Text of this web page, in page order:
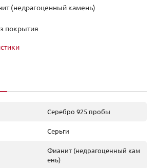
(недрагоценный камень)
покрытия
Серебро 925 пробы
Серьги
Фианит (недрагоценный кам
ень)